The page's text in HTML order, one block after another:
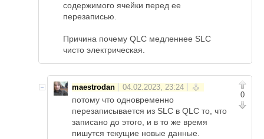
содержимого ячейки перед ее
перезаписью.
Причина почему QLC медленнее SLC
чисто электрическая.
0
maestrodan
потому что одновременно
перезаписывается из SLC в QLC то, что
записано до этого, и в то же время
пишутся текущие новые данные.